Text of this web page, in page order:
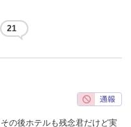
21
の後ホテルも残念君だけど実